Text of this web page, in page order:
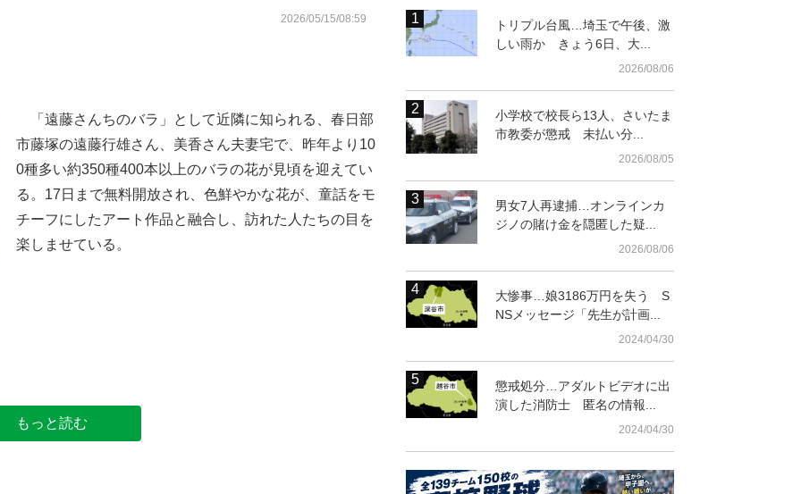
2026/05/15/08:59
見頃を迎えている「遠藤さんちのバラ」。「今は
少し変わったバラが好き」と話す美香さん＝春日
「遠藤さんちのバラ」として近隣に知られる、春日部
市藤塚の遠藤行雄さん、美香さん夫妻宅で、昨年より10
0種多い約350種400本以上のバラの花が見頃を迎えてい
る。17日まで無料開放され、色鮮やかな花が、童話をモ
チーフにしたアート作品と融合し、訪れた人たちの目を
楽しませている。
もっと読む
トリプル台風…埼玉で午後、激
しい雨か きょう6日、大...
2026/08/06
小学校で校長ら13人、さいたま
市教委が懲戒 未払い分...
2026/08/05
男女7人再逮捕…オンラインカ
ジノの賭け金を隠匿した疑...
2026/08/06
大惨事…娘3186万円を失う S
NSメッセージ「先生が計画...
2024/04/30
懲戒処分…アダルトビデオに出
演した消防士 匿名の情報...
2024/04/30